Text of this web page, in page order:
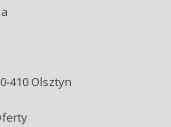
410 Olsztyn